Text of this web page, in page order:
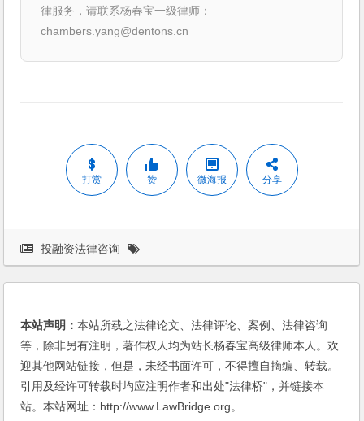
律服务，请联系杨春宝一级律师：
chambers.yang@dentons.cn
打赏 赞 微海报 分享
投融资法律咨询
本站声明：本站所载之法律论文、法律评论、案例、法律咨询
等，除非另有注明，著作权人均为站长杨春宝高级律师本人。欢
迎其他网站链接，但是，未经书面许可，不得擅自摘编、转载。
引用及经许可转载时均应注明作者和出处"法律桥"，并链接本
站。本站网址：http://www.LawBridge.org。